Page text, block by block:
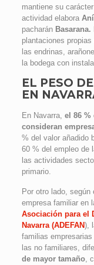
mantiene su
actividad elabora
pacharán Basarana.
plantaciones
las endrinas,
la bodega con
EL PESO
EN
En Navarra, el 86 %
consideran
% del valor añadido
60 % del empleo de
las actividades
primario.
Por otro lado,
empresa familiar en
Asociación para el
Navarra (ADEFAN),
familias
las no familiares,
de mayor tamaño,